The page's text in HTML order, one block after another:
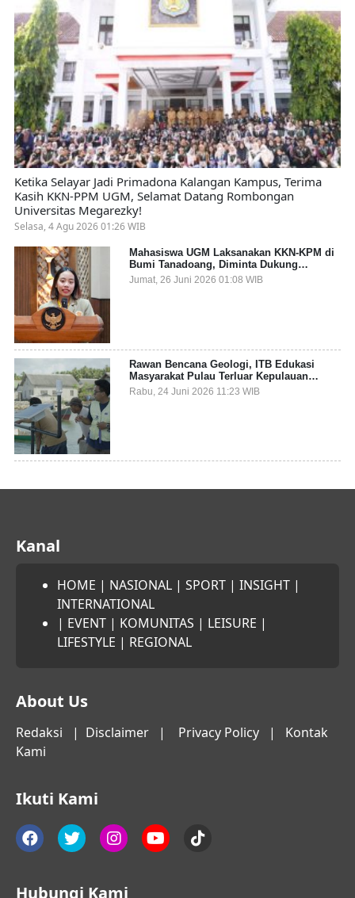
Ketika Selayar Jadi Primadona Kalangan Kampus, Terima
Kasih KKN-PPM UGM, Selamat Datang Rombongan
Universitas Megarezky!
Selasa, 4 Agu 2026 01:26 WIB
Mahasiswa UGM Laksanakan KKN-KPM di
Bumi Tanadoang, Diminta Dukung
Gemerlap dan Beri Solusi pada Persoalan
Sampah Pesisir
Jumat, 26 Juni 2026 01:08 WIB
Rawan Bencana Geologi, ITB Edukasi
Masyarakat Pulau Terluar Kepulauan
Selayar Terkait Mitigasi Berbasis Kawasan
Pesisir
Rabu, 24 Juni 2026 11:23 WIB
Kanal
HOME | NASIONAL | SPORT | INSIGHT |
INTERNATIONAL
| EVENT | KOMUNITAS | LEISURE |
LIFESTYLE | REGIONAL
About Us
Redaksi | Disclaimer | Privacy Policy | Kontak
Kami
Ikuti Kami
Hubungi Kami